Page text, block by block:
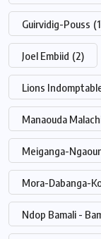
Guirvidig-Pouss
Joel Embiid (2)
Lions
Manaouda
Meiganga-
Mora-Dabanga-
Ndop Bamali -